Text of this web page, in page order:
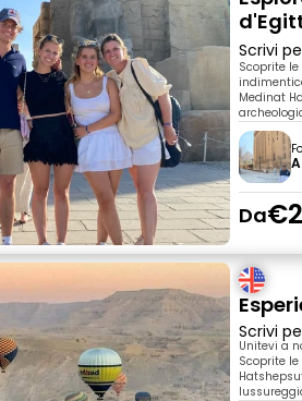
Scrivi
Scoprite
Medinat
Da
Scrivi
Unitevi a
Scoprite